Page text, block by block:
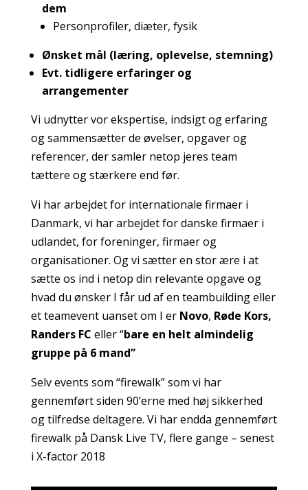
dem
Personprofiler, diæter, fysik
Ønsket mål (læring, oplevelse, stemning)
Evt. tidligere erfaringer og
arrangementer
Vi udnytter vor ekspertise, indsigt og erfaring
og sammensætter de øvelser, opgaver og
referencer, der samler netop jeres team
tættere og stærkere end før.
Vi har arbejdet for internationale firmaer i
Danmark, vi har arbejdet for danske firmaer i
udlandet, for foreninger, firmaer og
organisationer. Og vi sætter en stor ære i at
sætte os ind i netop din relevante opgave og
hvad du ønsker I får ud af en teambuilding eller
et teamevent uanset om I er Novo, Røde Kors,
Randers FC eller “bare en helt almindelig
gruppe på 6 mand”
Selv events som “firewalk” som vi har
gennemført siden 90’erne med høj sikkerhed
og tilfredse deltagere. Vi har endda gennemført
firewalk på Dansk Live TV, flere gange – senest
i X-factor 2018